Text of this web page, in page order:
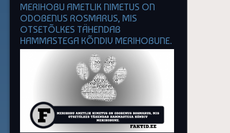
MERIHOBU AMETLIK NIMETUS ON
ODOBENUS ROSMARUS, MIS
OTSETÕLKES TÄHENDAB
HAMMASTEGA KÕNDIV MERIHOBUNE.